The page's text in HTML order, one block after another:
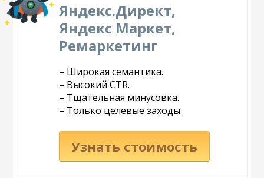
Яндекс.Директ,
Яндекс Маркет,
Ремаркетинг
– Широкая семантика.
– Высокий CTR.
– Тщательная минусовка.
– Только целевые заходы.
Узнать стоимость